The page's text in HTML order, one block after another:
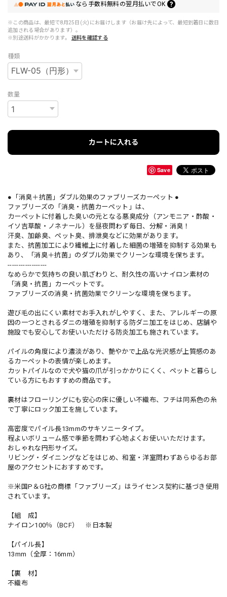
なら 手数料無料の翌月払いでOK
※この商品は、最短で8月25日(火)にお届けします（お届け先によって、最短到着日に数日
追加される場合があります）。
※別途送料がかかります。
送料を確認する
種類
数量
カートに入れる
Save
●「消臭＋抗菌」ダブル効果のファブリーズカーペット ●
ファブリーズの「消臭・抗菌カーペット」は、
カーペットに付着した臭いの元となる悪臭成分（アンモニア・酢酸・
イソ吉草酸・ノネナール）を昼夜問わず毎日、分解・消臭！
汗臭、加齢臭、ペット臭、排泄臭などに効果があります。
また、抗菌加工により繊維上に付着した細菌の増殖を抑制する効果も
あり、「消臭＋抗菌」のダブル効果でクリーンな環境を保ちます。
------------------
なめらかで気持ちの良い肌ざわりと、耐久性の高いナイロン素材の
「消臭・抗菌」カーペットです。
ファブリーズの消臭・抗菌効果でクリーンな環境を保ちます。
遊び毛の出にくい素材でお手入れがしやすく、また、アレルギーの原
因の一つとされるダニの増殖を抑制する防ダニ加工をはじめ、店舗や
施設でも安心してお使いいただける防炎加工も施されています。
パイルの角度により濃淡があり、艶やかで上品な光沢感が上質感のあ
るカーペットの表情が楽しめます。
カットパイルなので犬や猫の爪が引っかかりにくく、ペットと暮らし
ている方にもおすすめの商品です。
裏材はフローリングにも安心の床に優しい不織布、フチは同系色の糸
で丁寧にロック加工を施しています。
高密度でパイル長13mmのサキソニータイプ。
程よいボリューム感で季節を問わず心地よくお使いいただけます。
おしゃれな円形サイズ。
リビング・ダイニングなどをはじめ、和室・洋室問わずあらゆるお部
屋のアクセントにおすすめです。
※米国P＆G社の商標「ファブリーズ」はライセンス契約に基づき使用
されています。
【組 成】
ナイロン100％（BCF） ※日本製
【パイル長】
13mm（全厚：16mm）
【裏 材】
不織布